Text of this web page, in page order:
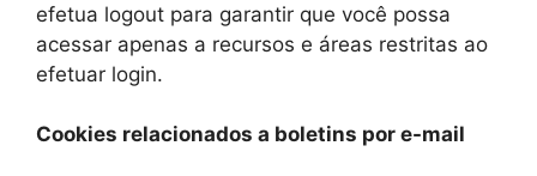
efetua logout para garantir que você possa
acessar apenas a recursos e áreas restritas ao
efetuar login.
Cookies relacionados a boletins por e-mail